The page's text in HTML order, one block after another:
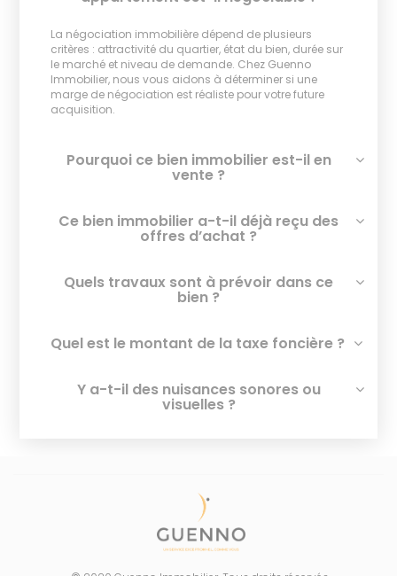
La négociation immobilière dépend de plusieurs
critères : attractivité du quartier, état du bien, durée sur
le marché et niveau de demande. Chez Guenno
Immobilier, nous vous aidons à déterminer si une
marge de négociation est réaliste pour votre future
acquisition.
Pourquoi ce bien immobilier est-il en
vente ?
Ce bien immobilier a-t-il déjà reçu des
offres d’achat ?
Quels travaux sont à prévoir dans ce
bien ?
Quel est le montant de la taxe foncière ?
Y a-t-il des nuisances sonores ou
visuelles ?